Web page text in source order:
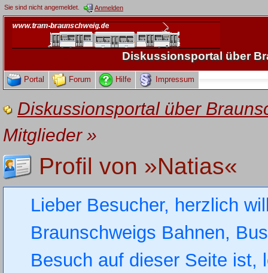
Sie sind nicht angemeldet. Anmelden
Diskussionsportal über
Portal Forum Hilfe Impressum
Diskussionsportal über
Mitglieder»
Profil von »Natias«
Lieber Besucher, herzlich
Braunschweigs Bahnen,
Besuch auf dieser Seite